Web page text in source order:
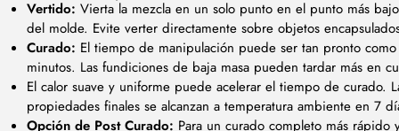
Vertido: Vierta la mezcla en un solo punto en el punto más bajo
del molde. Evite verter directamente sobre objetos
Curado: El tiempo de manipulación puede ser tan pronto
minutos. Las fundiciones de baja masa pueden tardar más en
El calor suave y uniforme puede acelerar el tiempo de curado.
propiedades finales se alcanzan a temperatura ambiente en 7
Opción de Post Curado: Para un curado completo más rápido